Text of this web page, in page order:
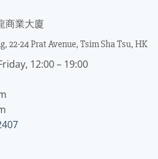
商業大廈
22-24 Prat Avenue, Tsim Sha Tsu, HK
12:00 – 19:00